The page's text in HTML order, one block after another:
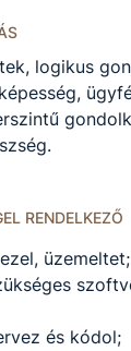
logikus
RENDELKEZŐ
üzemeltet;
és kódol;